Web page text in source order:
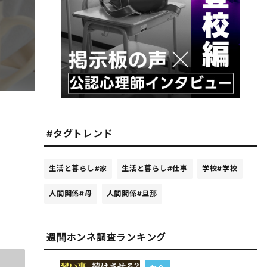
#タグトレンド
生活と暮らし#家 生活と暮らし#仕事 学校#学校
人間関係#母 人間関係#旦那
週間ホンネ調査ランキング